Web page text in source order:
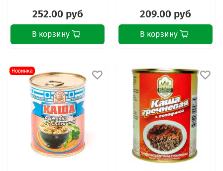
252.00 руб
В корзину
209.00 руб
В корзину
Новинка